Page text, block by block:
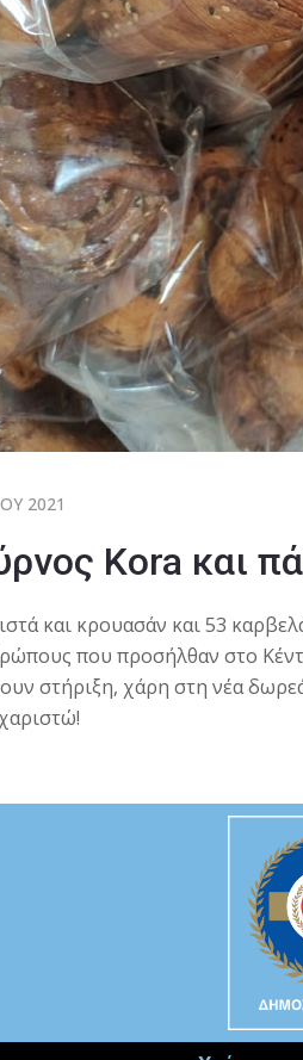
2021
Kora και
και κρουασάν και 53
που προσήλθαν στο
στήριξη, χάρη στη νέα